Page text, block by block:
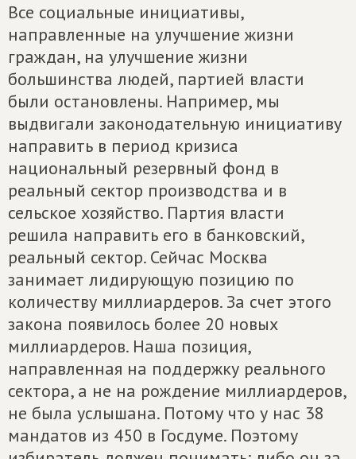
Все социальные инициативы,
направленные на улучшение жизни
граждан, на улучшение жизни
большинства людей, партией власти
были остановлены. Например, мы
выдвигали законодательную инициативу
направить в период кризиса
национальный резервный фонд в
реальный сектор производства и в
сельское хозяйство. Партия власти
решила направить его в банковский,
реальный сектор. Сейчас Москва
занимает лидирующую позицию по
количеству миллиардеров. За счет этого
закона появилось более 20 новых
миллиардеров. Наша позиция,
направленная на поддержку реального
сектора, а не на рождение миллиардеров,
не была услышана. Потому что у нас 38
мандатов из 450 в Госдуме. Поэтому